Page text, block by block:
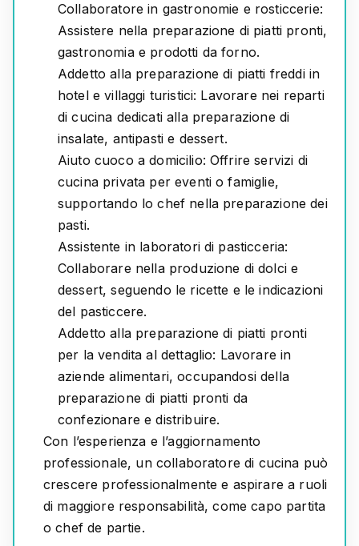
Collaboratore in gastronomie e rosticcerie:
Assistere nella preparazione di piatti pronti,
gastronomia e prodotti da forno.
Addetto alla preparazione di piatti freddi in
hotel e villaggi turistici: Lavorare nei reparti
di cucina dedicati alla preparazione di
insalate, antipasti e dessert.
Aiuto cuoco a domicilio: Offrire servizi di
cucina privata per eventi o famiglie,
supportando lo chef nella preparazione dei
pasti.
Assistente in laboratori di pasticceria:
Collaborare nella produzione di dolci e
dessert, seguendo le ricette e le indicazioni
del pasticcere.
Addetto alla preparazione di piatti pronti
per la vendita al dettaglio: Lavorare in
aziende alimentari, occupandosi della
preparazione di piatti pronti da
confezionare e distribuire.
Con l’esperienza e l’aggiornamento
professionale, un collaboratore di cucina può
crescere professionalmente e aspirare a ruoli
di maggiore responsabilità, come capo partita
o chef de partie.